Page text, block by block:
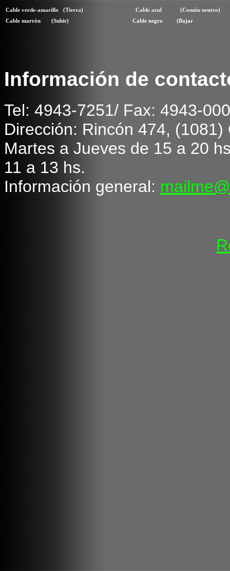
Cable verde-amarillo (Tierra) Cable azul
(Común neutro)
Cable marrón
(Subir) Cable negro (Bajar
Información de
Tel: 4943-7251/ Fax: 4943-
Dirección: Rincón 474,
Martes a Jueves de 15 a 20
11 a 13 hs.
Información general: